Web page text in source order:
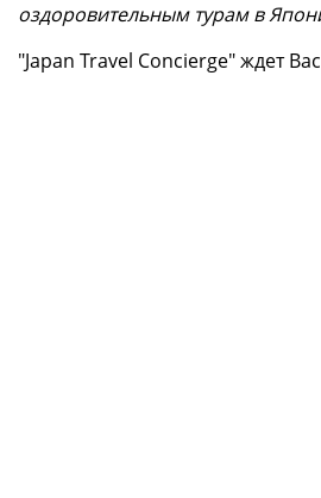
оздоровительным турам в
"Japan Travel Concierge" ждет